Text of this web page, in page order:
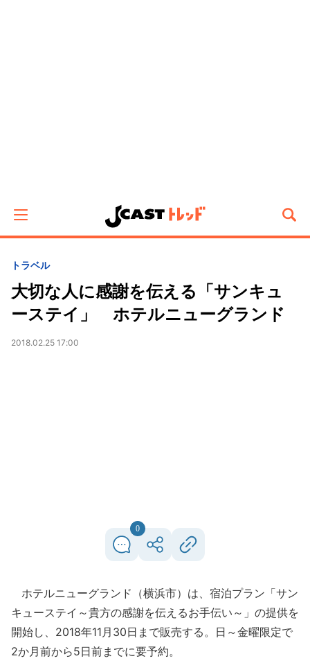
トラベル
大切な人に感謝を伝える「サンキュ
ーステイ」 ホテルニューグランド
2018.02.25 17:00
0
ホテルニューグランド（横浜市）は、宿泊プラン「サン
キューステイ～貴方の感謝を伝えるお手伝い～」の提供を
開始し、2018年11月30日まで販売する。日～金曜限定で
2か月前から5日前までに要予約。